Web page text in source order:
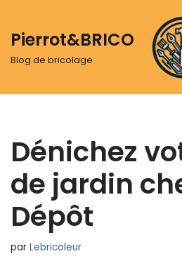
Aller
au
Pierrot&BRICO
Blog de bricolage
Dénichez
de jardin
Dépôt
par Lebricoleur